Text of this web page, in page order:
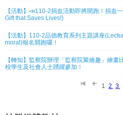
【活動】📣110-2捐血活動即將開跑！捐血
Gift that Saves Lives!)
【活動】110-2品德教育系列主題講座
moral)報名開跑囉！
【轉知】監察院辦理「監察院聚繪趣」繪畫
校學生及社會人士踴躍參加！
1 2 3